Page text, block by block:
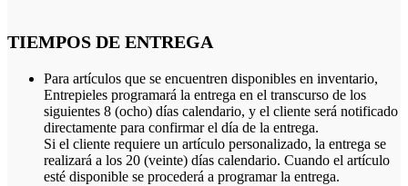
TIEMPOS DE ENTREGA
Para artículos que se encuentren disponibles en inventario,
Entrepieles programará la entrega en el transcurso de los
siguientes 8 (ocho) días calendario, y el cliente será notificado
directamente para confirmar el día de la entrega.
Si el cliente requiere un artículo personalizado, la entrega se
realizará a los 20 (veinte) días calendario. Cuando el artículo
esté disponible se procederá a programar la entrega.